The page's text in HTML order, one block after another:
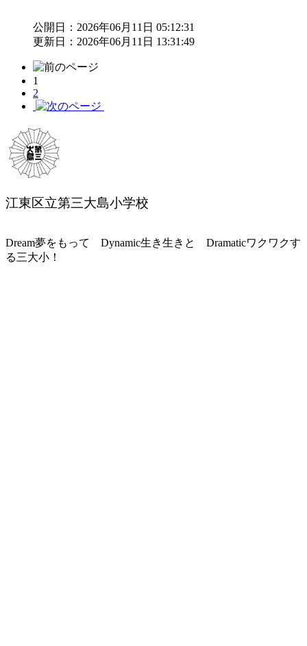
公開日：2026年06月11日 05:12:31
更新日：2026年06月11日 13:31:49
1
2
江東区立第三大島小学校
Dream夢をもって Dynamic生き生きと Dramaticワクワクす
る三大小！